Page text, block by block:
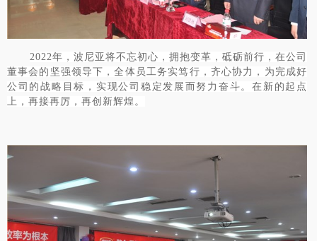
2022年，波尼亚将不忘初心，拥抱变革，砥砺前行，在公司
董事会的坚强领导下，全体员工务实笃行，齐心协力，为完成好
公司的战略目标，实现公司稳定发展而努力奋斗。在新的起点
上，再接再厉，再创新辉煌。